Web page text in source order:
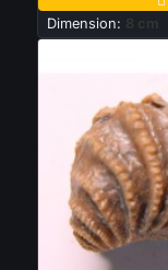
Dimension: 8 cm